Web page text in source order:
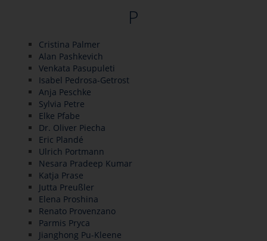
P
Cristina Palmer
Alan Pashkevich
Venkata Pasupuleti
Isabel Pedrosa-Getrost
Anja Peschke
Sylvia Petre
Elke Pfabe
Dr. Oliver Piecha
Eric Plandé
Ulrich Portmann
Nesara Pradeep Kumar
Katja Prase
Jutta Preußler
Elena Proshina
Renato Provenzano
Parmis Pryca
Jianghong Pu-Kleene